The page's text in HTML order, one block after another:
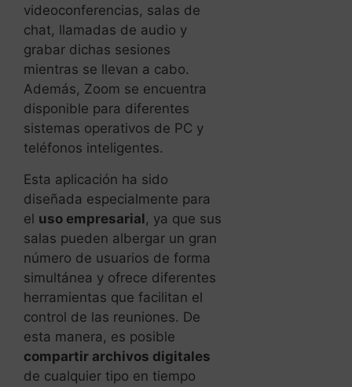
videoconferencias, salas de
chat, llamadas de audio y
grabar dichas sesiones
mientras se llevan a cabo.
Además, Zoom se encuentra
disponible para diferentes
sistemas operativos de PC y
teléfonos inteligentes.
Esta aplicación ha sido
diseñada especialmente para
el uso empresarial , ya que sus
salas pueden albergar un gran
número de usuarios de forma
simultánea y ofrece diferentes
herramientas que facilitan el
control de las reuniones. De
esta manera, es posible
compartir archivos digitales
de cualquier tipo en tiempo